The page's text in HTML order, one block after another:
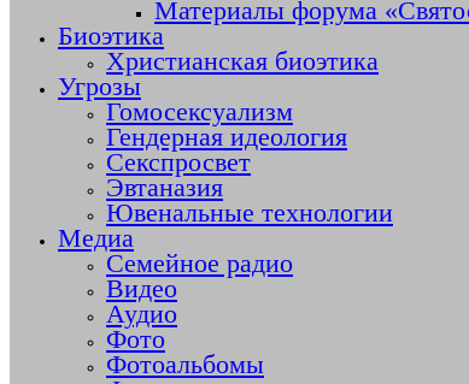
Материалы форума
Биоэтика
Христианская биоэтика
Угрозы
Гомосексуализм
Гендерная идеология
Секспросвет
Эвтаназия
Ювенальные технологии
Медиа
Семейное радио
Видео
Аудио
Фото
Фотоальбомы